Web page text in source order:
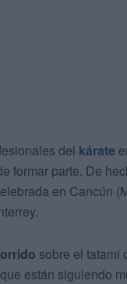
del kárate
formar parte. De
en Cancún
sobre el tatami
están siguiendo